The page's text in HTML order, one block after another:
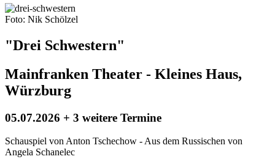
Foto: Nik Schölzel
"Drei Schwestern"
Mainfranken Theater - Kleines Haus,
Würzburg
05.07.2026 + 3 weitere Termine
Schauspiel von Anton Tschechow - Aus dem Russischen von
Angela Schanelec